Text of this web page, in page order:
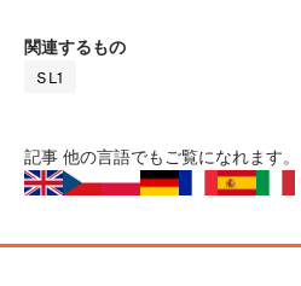
関連するもの
SL1
記事 他の言語でもご覧になれます。